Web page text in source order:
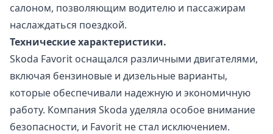
салоном, позволяющим водителю и пассажирам
наслаждаться поездкой.
Технические характеристики.
Skoda Favorit оснащался различными двигателями,
включая бензиновые и дизельные варианты,
которые обеспечивали надежную и экономичную
работу. Компания Skoda уделяла особое внимание
безопасности, и Favorit не стал исключением.